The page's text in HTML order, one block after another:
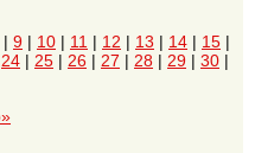
| 9 | 10 | 11 | 12 | 13 | 14 | 15 |
24 | 25 | 26 | 27 | 28 | 29 | 30 |